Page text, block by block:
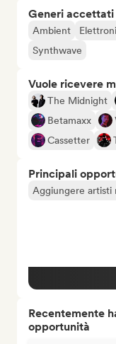
Generi accettati
Ambient
Synthwave
Vuole ricevere
The Midnight
Betamaxx
Cassetter
Principali
Aggiungere artisti
Recentemente
opportunità